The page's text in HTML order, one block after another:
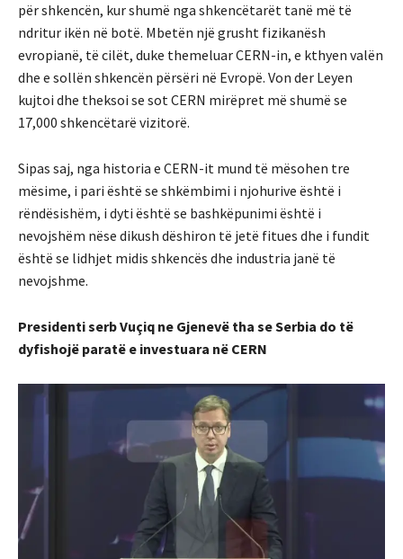
për shkencën, kur shumë nga shkencëtarët tanë më të
ndritur ikën në botë. Mbetën një grusht fizikanësh
evropianë, të cilët, duke themeluar CERN-in, e kthyen valën
dhe e sollën shkencën përsëri në Evropë. Von der Leyen
kujtoi dhe theksoi se sot CERN mirëpret më shumë se
17,000 shkencëtarë vizitorë.
Sipas saj, nga historia e CERN-it mund të mësohen tre
mësime, i pari është se shkëmbimi i njohurive është i
rëndësishëm, i dyti është se bashkëpunimi është i
nevojshëm nëse dikush dëshiron të jetë fitues dhe i fundit
është se lidhjet midis shkencës dhe industria janë të
nevojshme.
Presidenti serb Vuçiq ne Gjenevë tha se Serbia do të
dyfishojë paratë e investuara në CERN